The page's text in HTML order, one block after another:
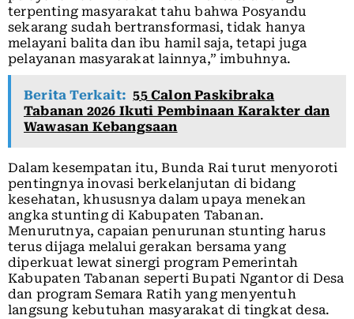
terpenting masyarakat tahu bahwa Posyandu
sekarang sudah bertransformasi, tidak hanya
melayani balita dan ibu hamil saja, tetapi juga
pelayanan masyarakat lainnya,” imbuhnya.
Berita Terkait: 55 Calon Paskibraka
Tabanan 2026 Ikuti Pembinaan Karakter dan
Wawasan Kebangsaan
Dalam kesempatan itu, Bunda Rai turut menyoroti
pentingnya inovasi berkelanjutan di bidang
kesehatan, khususnya dalam upaya menekan
angka stunting di Kabupaten Tabanan.
Menurutnya, capaian penurunan stunting harus
terus dijaga melalui gerakan bersama yang
diperkuat lewat sinergi program Pemerintah
Kabupaten Tabanan seperti Bupati Ngantor di Desa
dan program Semara Ratih yang menyentuh
langsung kebutuhan masyarakat di tingkat desa.